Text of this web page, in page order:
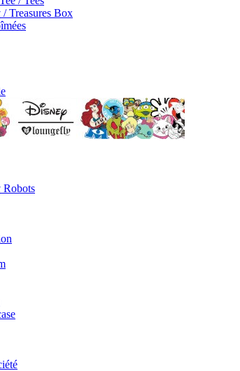
Treasures Box
Robots